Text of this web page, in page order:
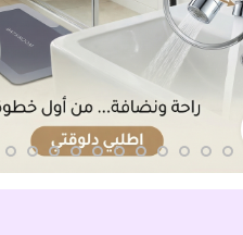
اضغط للتكبير